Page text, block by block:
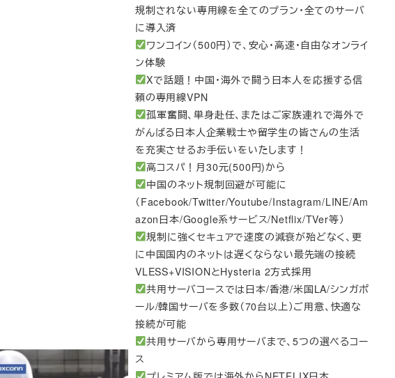
規制されない専用線を全てのプラン・全てのサーバ
に導入済
ワンコイン（500円）で、安心・高速・自由なオンライ
ン体験
Xで話題！中国・海外で闘う日本人を応援する信
頼の専用線VPN
孤軍奮闘、単身赴任、またはご家族連れで海外で
がんばる日本人企業戦士や留学生の皆さんの生活
を充実させるお手伝いをいたします！
高コスパ！月30元(500円)から
中国のネット規制回避が可能に
（Facebook/Twitter/Youtube/Instagram/LINE/Am
azon日本/Google系サービス/Netflix/TVer等）
規制に強くセキュアで速度の減衰が殆どなく、更
に中国国内のネットは遅くならない最先端の接続
VLESS+VISIONとHysteria 2方式採用
共用サーバコースでは日本/香港/米国LA/シンガポ
ール/韓国サーバを多数（70台以上）ご用意、快適な
接続が可能
共用サーバから専用サーバまで、5つの選べるコー
ス